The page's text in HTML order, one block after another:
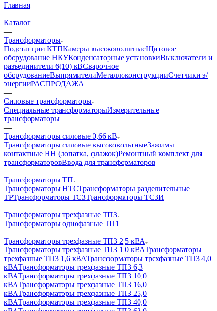
Главная
—
Каталог
—
Трансформаторы
Подстанции КТПКамеры высоковольтныеЩитовое
оборудование НКУКонденсаторные установкиВыключатели и
разъединители 6(10) кВСварочное
оборудованиеВыпрямителиМеталлоконструкцииСчетчики э/
энергииРАСПРОДАЖА
—
Силовые трансформаторы
Специальные трансформаторыИзмерительные
трансформаторы
—
Трансформаторы силовые 0,66 кВ
Трансформаторы силовые высоковольтныеЗажимы
контактные НН (лопатка, флажок)Ремонтный комплект для
трансформаторовВвода для трансформаторов
—
Трансформаторы ТП
Трансформаторы НТСТрансформаторы разделительные
ТРТрансформаторы ТСЗТрансформаторы ТСЗИ
—
Трансформаторы трехфазные ТП3
Трансформаторы однофазные ТП1
—
Трансформаторы трехфазные ТП3 2,5 кВА
Трансформаторы трехфазные ТП3 1,0 кВАТрансформаторы
трехфазные ТП3 1,6 кВАТрансформаторы трехфазные ТП3 4,0
кВАТрансформаторы трехфазные ТП3 6,3
кВАТрансформаторы трехфазные ТП3 10,0
кВАТрансформаторы трехфазные ТП3 16,0
кВАТрансформаторы трехфазные ТП3 25,0
кВАТрансформаторы трехфазные ТП3 40,0